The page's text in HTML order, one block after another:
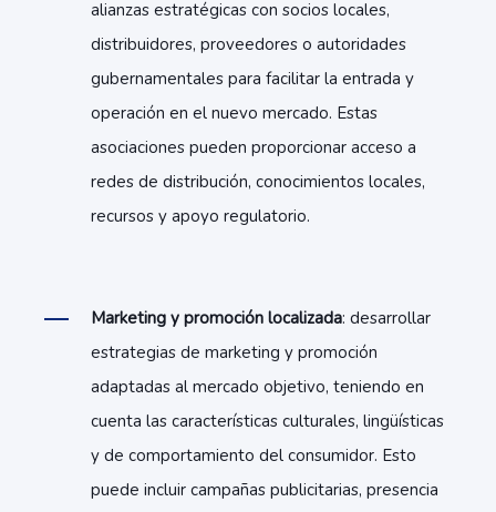
alianzas estratégicas con socios locales,
distribuidores, proveedores o autoridades
gubernamentales para facilitar la entrada y
operación en el nuevo mercado. Estas
asociaciones pueden proporcionar acceso a
redes de distribución, conocimientos locales,
recursos y apoyo regulatorio.
Marketing y promoción localizada: desarrollar
estrategias de marketing y promoción
adaptadas al mercado objetivo, teniendo en
cuenta las características culturales, lingüísticas
y de comportamiento del consumidor. Esto
puede incluir campañas publicitarias, presencia